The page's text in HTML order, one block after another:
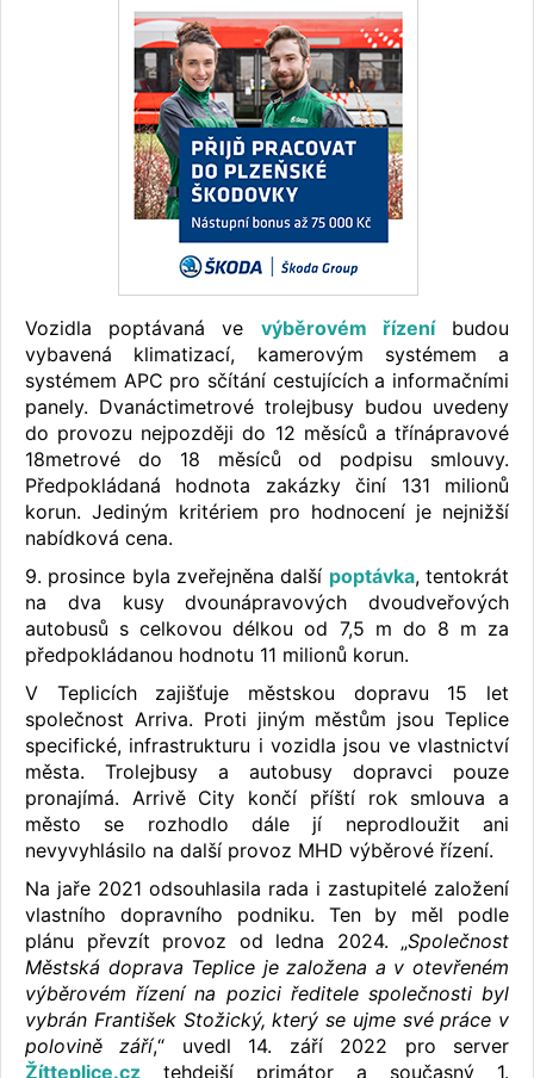
Vozidla poptávaná ve výběrovém řízeníbudou
vybavená klimatizací, kamerovým systémem a
systémem APC pro sčítání cestujících a informačními
panely. Dvanáctimetrové trolejbusy budou uvedeny
do provozu nejpozději do 12 měsíců a třínápravové
18metrové do 18 měsíců od podpisu smlouvy.
Předpokládaná hodnota zakázky činí 131 milionů
korun. Jediným kritériem pro hodnocení je nejnižší
nabídková cena.
9. prosince byla zveřejněna další poptávka, tentokrát
na dva kusy dvounápravových dvoudveřových
autobusů s celkovou délkou od 7,5 m do 8 m za
předpokládanou hodnotu 11 milionů korun.
V Teplicích zajišťuje městskou dopravu 15 let
společnost Arriva. Proti jiným městům jsou Teplice
specifické, infrastrukturu i vozidla jsou ve vlastnictví
města. Trolejbusy a autobusy dopravci pouze
pronajímá. Arrivě City končí příští rok smlouva a
město se rozhodlo dále jí neprodloužit ani
nevyvyhlásilo na další provoz MHD výběrové řízení.
Na jaře 2021 odsouhlasila rada i zastupitelé založení
vlastního dopravního podniku. Ten by měl podle
plánu převzít provoz od ledna 2024. „Společnost
Městská doprava Teplice je založena a v otevřeném
výběrovém řízení na pozici ředitele společnosti byl
vybrán František Stožický, který se ujme své práce v
polovině září,“ uvedl 14. září 2022 pro server
Žítteplice.cz tehdejší primátor a současný 1.